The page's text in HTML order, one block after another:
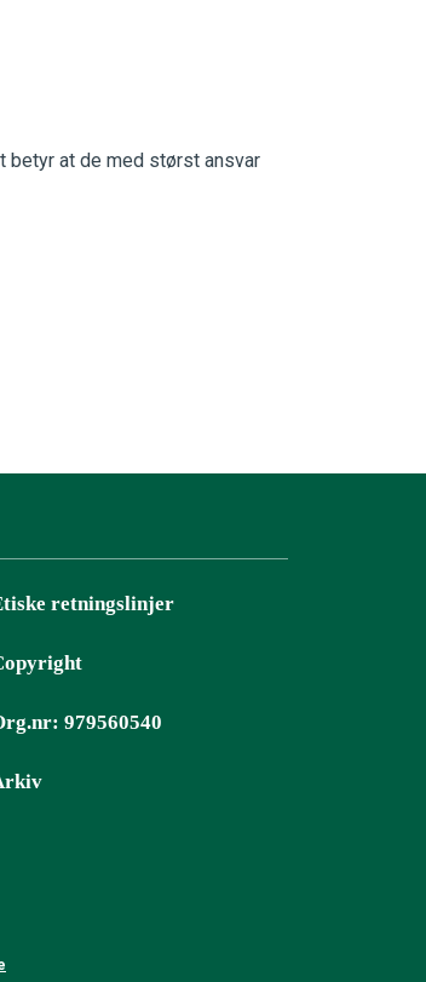
betyr at de med størst ansvar
retningslinjer
979560540